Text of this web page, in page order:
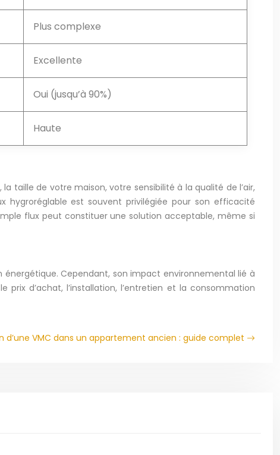
Plus complexe
Excellente
Oui (jusqu’à 90%)
Haute
taille de votre maison, votre sensibilité à la qualité de l’air,
hygroréglable est souvent privilégiée pour son efficacité
flux peut constituer une solution acceptable, même si
Cependant, son impact environnemental lié à
d’achat, l’installation, l’entretien et la consommation
d’une VMC dans un appartement ancien : guide complet